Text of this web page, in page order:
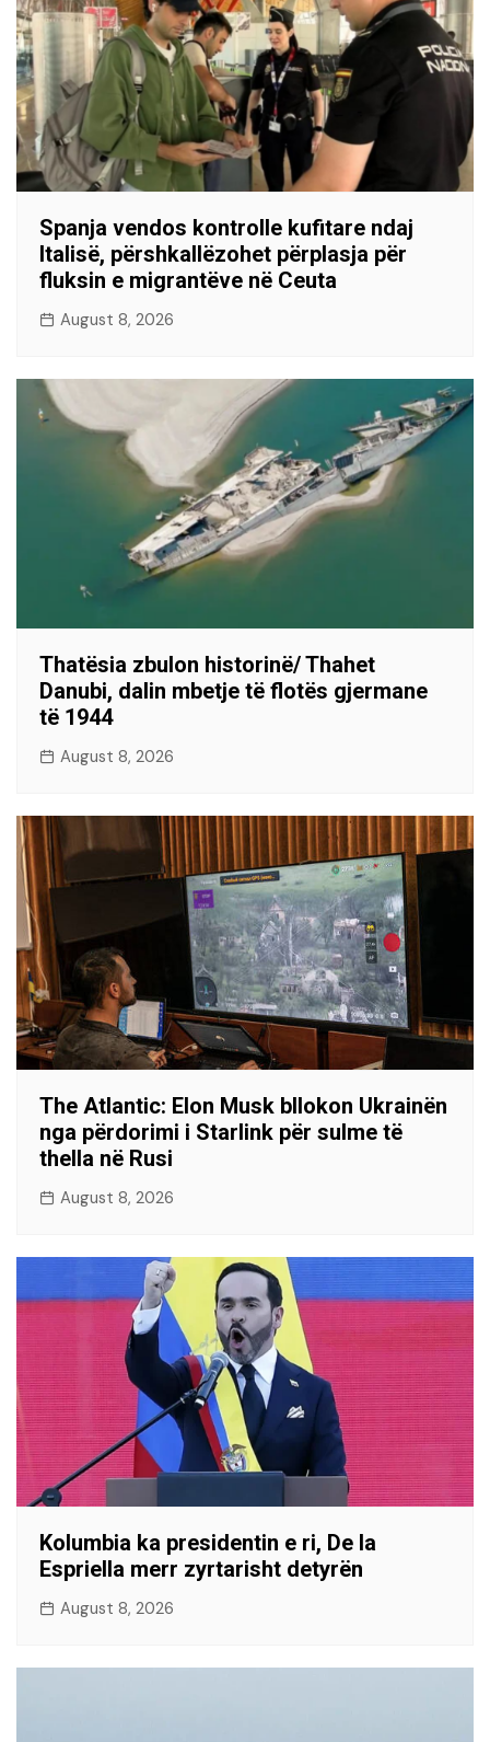
Spanja vendos kontrolle kufitare ndaj
Italisë, përshkallëzohet përplasja për
fluksin e migrantëve në Ceuta
August 8, 2026
Thatësia zbulon historinë/ Thahet
Danubi, dalin mbetje të flotës gjermane
të 1944
August 8, 2026
The Atlantic: Elon Musk bllokon Ukrainën
nga përdorimi i Starlink për sulme të
thella në Rusi
August 8, 2026
Kolumbia ka presidentin e ri, De la
Espriella merr zyrtarisht detyrën
August 8, 2026